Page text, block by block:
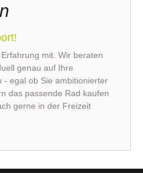
mit. Wir beraten
genau auf Ihre
- egal ob Sie ambitionierter
das passende Rad kaufen
gerne in der Freizeit